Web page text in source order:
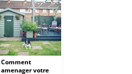
Comment
amenager votre